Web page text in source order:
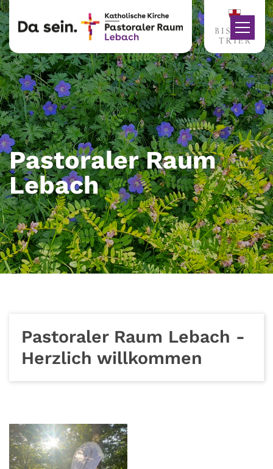
Zum Inhalt springen
Pastoraler Raum
Lebach
Pastoraler Raum Lebach -
Herzlich willkommen